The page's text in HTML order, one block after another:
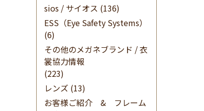
sios / サイオス (136)
ESS（Eye Safety Systems）
(6)
その他のメガネブランド / 衣
裳協力情報
(223)
レンズ (13)
お客様ご紹介 & フレーム